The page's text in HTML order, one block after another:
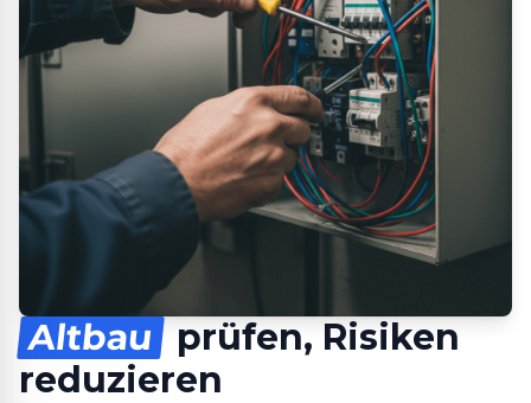
Altbau
prüfen, Risiken
reduzieren